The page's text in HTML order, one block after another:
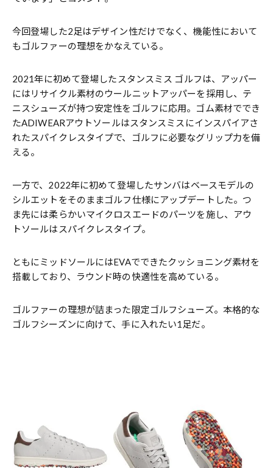
今回登場した2足はデザイン性だけでなく、機能性において
もゴルファーの理想をかなえている。
2021年に初めて登場したスタンスミス ゴルフは、アッパー
にはリサイクル素材のウールニットアッパーを採用し、テ
ニスシューズが持つ安定性をゴルフに応用。ゴム素材ででき
たADIWEARアウトソールはスタンスミスにインスパイアさ
れたスパイクレスタイプで、ゴルフに必要なグリップ力を備
える。
一方で、2022年に初めて登場したサンバはベースモデルの
シルエットをそのままゴルフ仕様にアップデートした。つ
ま先には柔らかいマイクロスエードのパーツを施し、アウ
トソールはスパイクレスタイプ。
ともにミッドソールにはEVAでできたクッショニング素材を
搭載しており、ラウンド時の快適性を高めている。
ゴルファーの理想が詰まった限定ゴルフシューズ。本格的な
ゴルフシーズンに向けて、手に入れたい1足だ。